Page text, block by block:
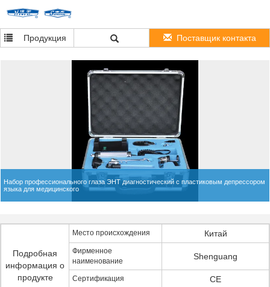
Продукция Поставщик контакта
Набор профессионального глаза ЭНТ диагностический с пластиковым депрессором
языка для медицинского
Подробная
информация о
продукте
Место происхождения Китай
Фирменное
наименование
Shenguang
Сертификация CE